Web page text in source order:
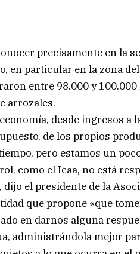
precisamente en la
en particular en la zona
entre 98.000 y 100.000
arrozales.
desde ingresos a
de los propios
pero estamos un
como el Icaa, no está
el presidente de la
que propone «que
en darnos alguna
administrándola mejor